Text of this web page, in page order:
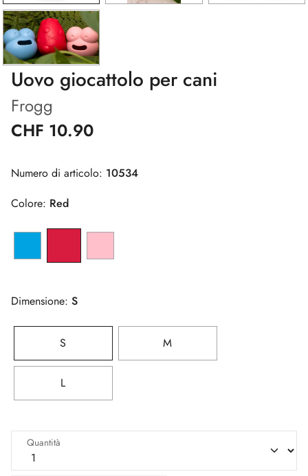
Uovo giocattolo per cani
Frogg
CHF 10.90
Numero di articolo: 10534
Colore: Red
Dimensione: S
S M
L
Quantità